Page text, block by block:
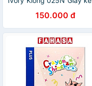
Klong MS025150.000 đ